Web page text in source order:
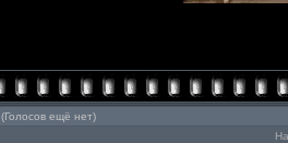
(Голосов ещё нет)